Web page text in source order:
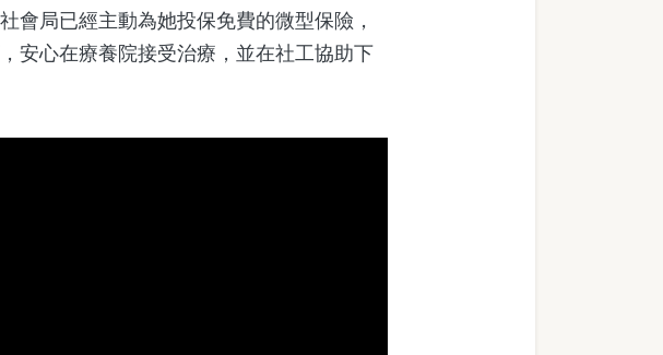
會局已經主動為她投保免費的微型保險，
安心在療養院接受治療，並在社工協助下